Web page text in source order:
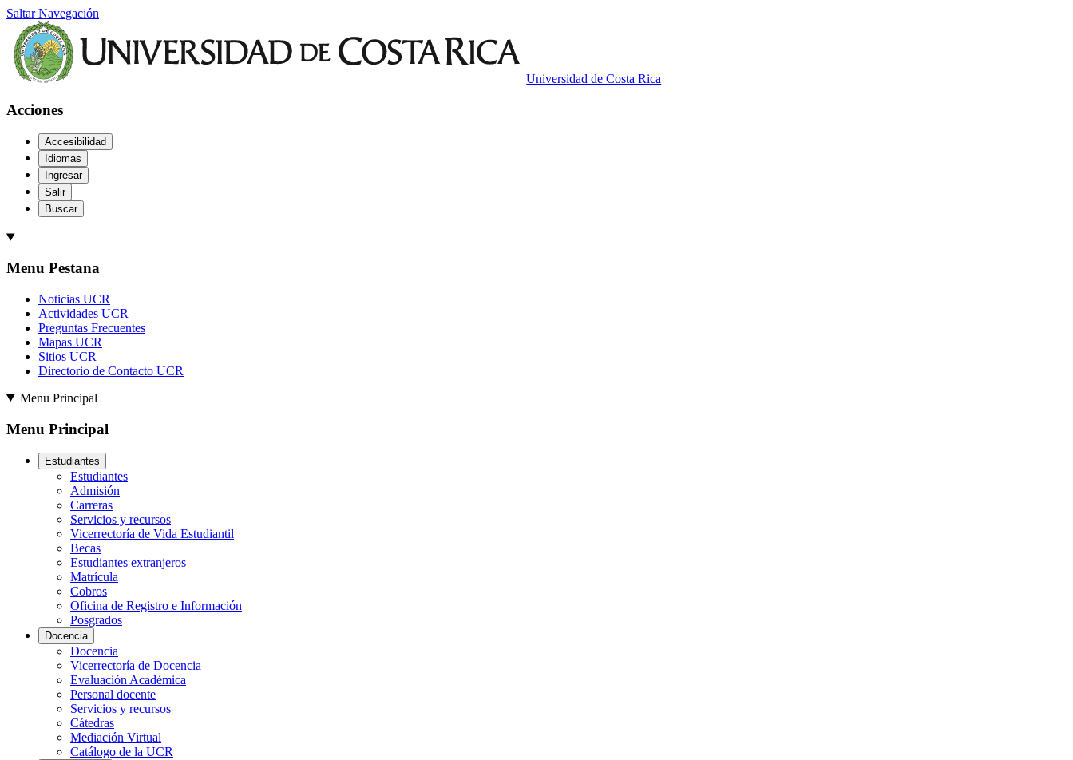
Saltar Navegación
Universidad de Costa Rica
Acciones
Accesibilidad
Idiomas
Ingresar
Salir
Buscar
Menu Pestana
Noticias UCR
Actividades UCR
Preguntas Frecuentes
Mapas UCR
Sitios UCR
Directorio de Contacto UCR
Menu Principal
Menu Principal
Estudiantes
Estudiantes
Admisión
Carreras
Servicios y recursos
Vicerrectoría de Vida Estudiantil
Becas
Estudiantes extranjeros
Matrícula
Cobros
Oficina de Registro e Información
Posgrados
Docencia
Docencia
Vicerrectoría de Docencia
Evaluación Académica
Personal docente
Servicios y recursos
Cátedras
Mediación Virtual
Catálogo de la UCR